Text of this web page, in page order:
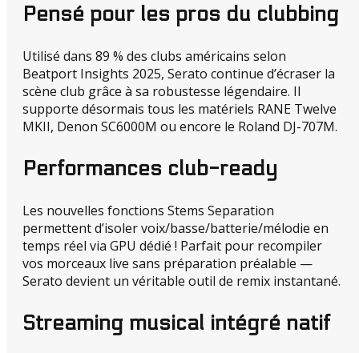
Pensé pour les pros du clubbing
Utilisé dans 89 % des clubs américains selon
Beatport Insights 2025, Serato continue d’écraser la
scène club grâce à sa robustesse légendaire. Il
supporte désormais tous les matériels RANE Twelve
MKII, Denon SC6000M ou encore le Roland DJ-707M.
Performances club-ready
Les nouvelles fonctions Stems Separation
permettent d’isoler voix/basse/batterie/mélodie en
temps réel via GPU dédié ! Parfait pour recompiler
vos morceaux live sans préparation préalable —
Serato devient un véritable outil de remix instantané.
Streaming musical intégré natif